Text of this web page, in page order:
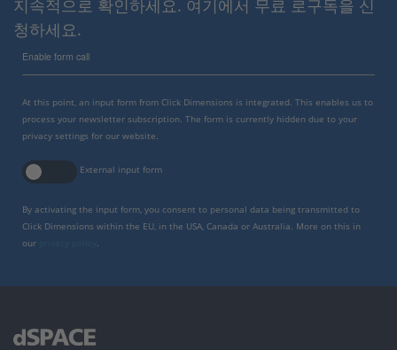
지속적으로 확인하세요. 여기에서 무료 로구독을 신
청하세요.
Enable form call
At this point, an input form from Click Dimensions is integrated. This enables us to
process your newsletter subscription. The form is currently hidden due to your
privacy settings for our website.
External input form
By activating the input form, you consent to personal data being transmitted to
Click Dimensions within the EU, in the USA, Canada or Australia. More on this in
our